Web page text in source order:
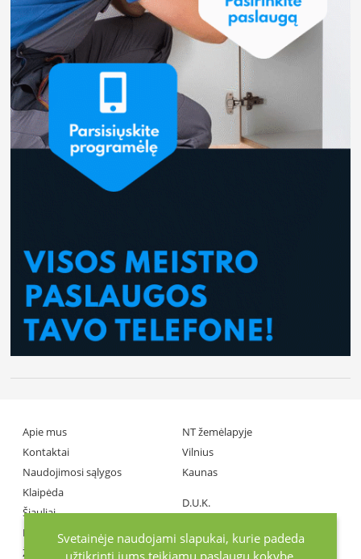
Apie mus
Kontaktai
Naudojimosi sąlygos
NT žemėlapyje
Vilnius
Kaunas
Klaipėda
Šiauliai
Panevėžys
D.U.K.
Žiniasklaida
Svetainėje naudojami slapukai, kurie padeda
užtikrinti jums teikiamų paslaugų kokybę.